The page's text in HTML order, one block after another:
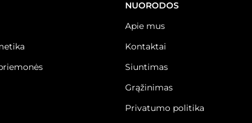
NUORODOS
Apie mus
Kontaktai
Siuntimas
Grąžinimas
Privatumo politika